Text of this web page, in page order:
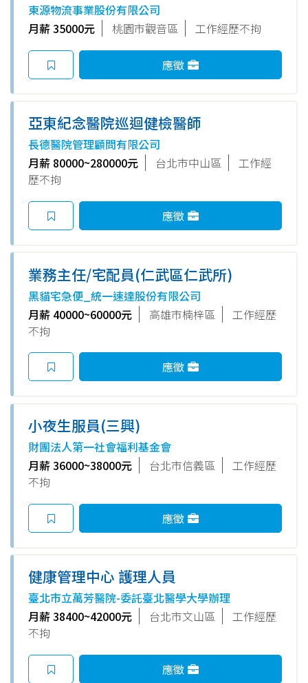
東源物流事業股份有限公司
月薪 35000元
桃園市觀音區 工作經歷不拘
應徵
亞東紀念醫院巡迴健檢醫師
長德醫院管理顧問有限公司
月薪 80000~280000元
台北市中山區
工作經
歷不拘
應徵
業務主任/宅配員(仁武區仁武所)
黑貓宅急便_統一速達股份有限公司
月薪 40000~60000元
高雄市楠梓區
工作經歷
不拘
應徵
小夜生服員(三興)
財團法人第一社會福利基金會
月薪 36000~38000元
台北市信義區
工作經歷
不拘
應徵
健康管理中心 護理人員
臺北市立萬芳醫院-委託臺北醫學大學辦理
月薪 38400~42000元
台北市文山區
工作經歷
不拘
應徵